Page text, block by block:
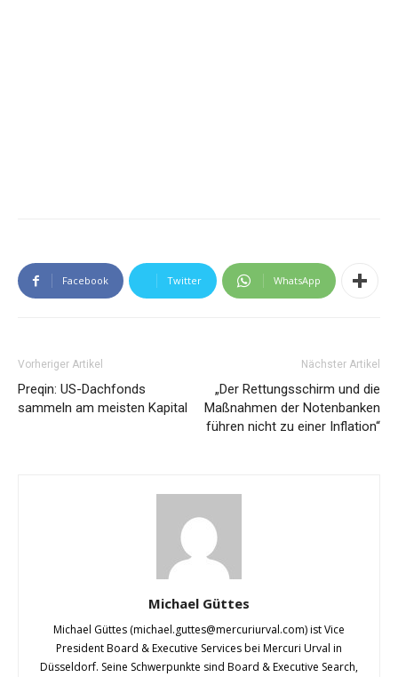
Facebook Twitter WhatsApp
Vorheriger Artikel
Preqin: US-Dachfonds
sammeln am meisten Kapital
Nächster Artikel
„Der Rettungsschirm und die
Maßnahmen der Notenbanken
führen nicht zu einer Inflation“
Michael Güttes
Michael Güttes (michael.guttes@mercuriurval.com) ist Vice
President Board & Executive Services bei Mercuri Urval in
Düsseldorf. Seine Schwerpunkte sind Board & Executive Search,